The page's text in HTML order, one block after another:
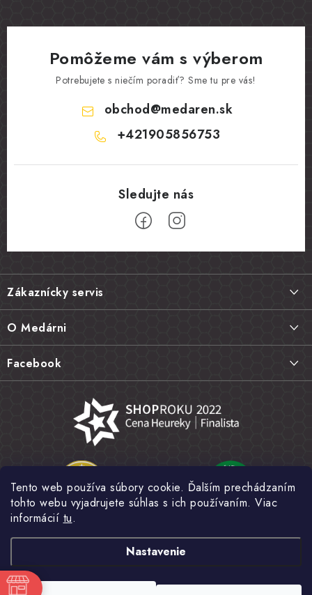
Tento web používa súbory cookie. Ďalším prechádzaním
tohto webu vyjadrujete súhlas s ich používaním. Viac
informácií tu.
Nastavenie
Pomôžeme vám s výberom
Potrebujete s niečím poradiť? Sme tu pre vás!
obchod@medaren.sk
+421905856753
Z
á
p
ä
e
Zákaznícky servis
Vrátenie tovaru, výmena a reklamácie
Najčastejšie otázky FAQ
Hodnotenie obchodu
Obchodné podmienky
Ochrana osobných údajov
O Medárni
Náš príbeh
Kamenná predajňa
Fotogaléria
Novinky
Facebook
Copyright 2026 . Všetky práva vyhradené.Upraviť nastavenie